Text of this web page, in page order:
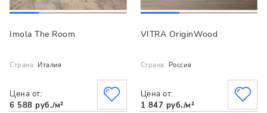
Imola The Room
Страна: Италия
Цена от:
6 588 руб./м²
VITRA OriginWood
Страна: Россия
Цена от:
1 847 руб./м²